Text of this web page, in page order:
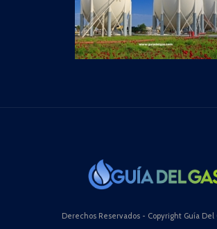
Derechos Reservados - Copyright Guía Del